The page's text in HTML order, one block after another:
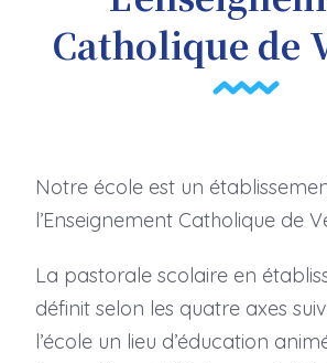
Catholique de
Notre école est un
l’Enseignement Catholique de
La pastorale scolaire en
définit selon les quatre axes
l’école un lieu d’éducation